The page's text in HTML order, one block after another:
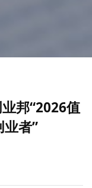
邦“2026值
者”